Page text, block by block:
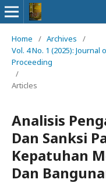
Home / Archives
/
Vol. 4 No. 1 (2025):
Proceeding
/
Articles
Analisis
Dan Sanksi
Kepatuhan
Dan